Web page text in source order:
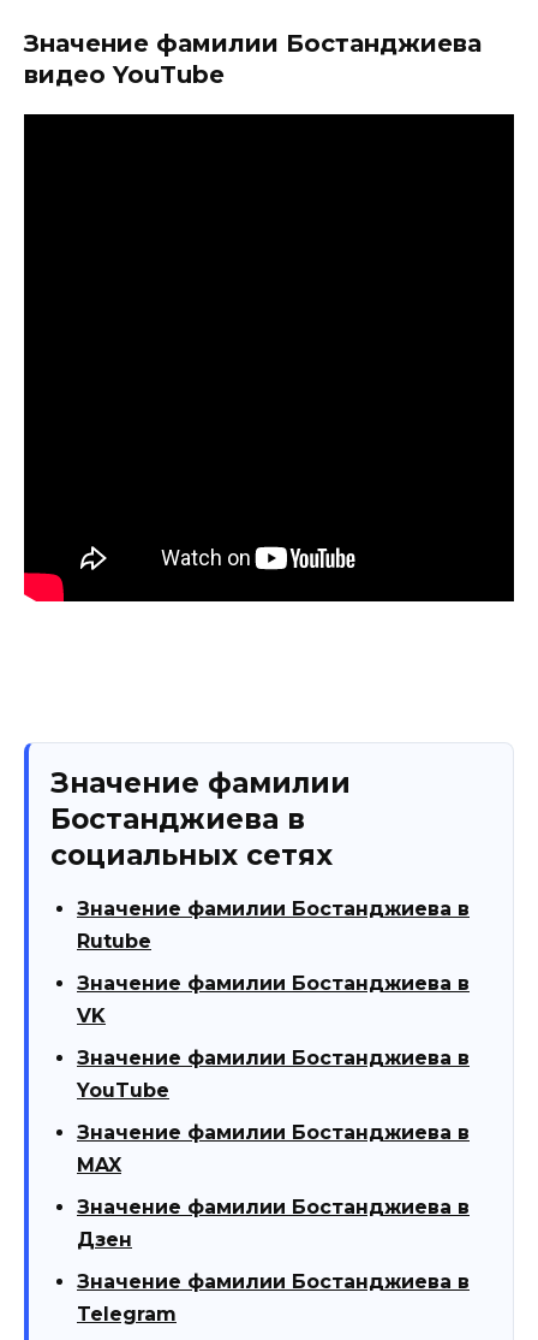
Значение фамилии Бостанджиева
видео YouTube
Значение фамилии
Бостанджиева в
социальных сетях
Значение фамилии Бостанджиева в
Rutube
Значение фамилии Бостанджиева в
VK
Значение фамилии Бостанджиева в
YouTube
Значение фамилии Бостанджиева в
MAX
Значение фамилии Бостанджиева в
Дзен
Значение фамилии Бостанджиева в
Telegram